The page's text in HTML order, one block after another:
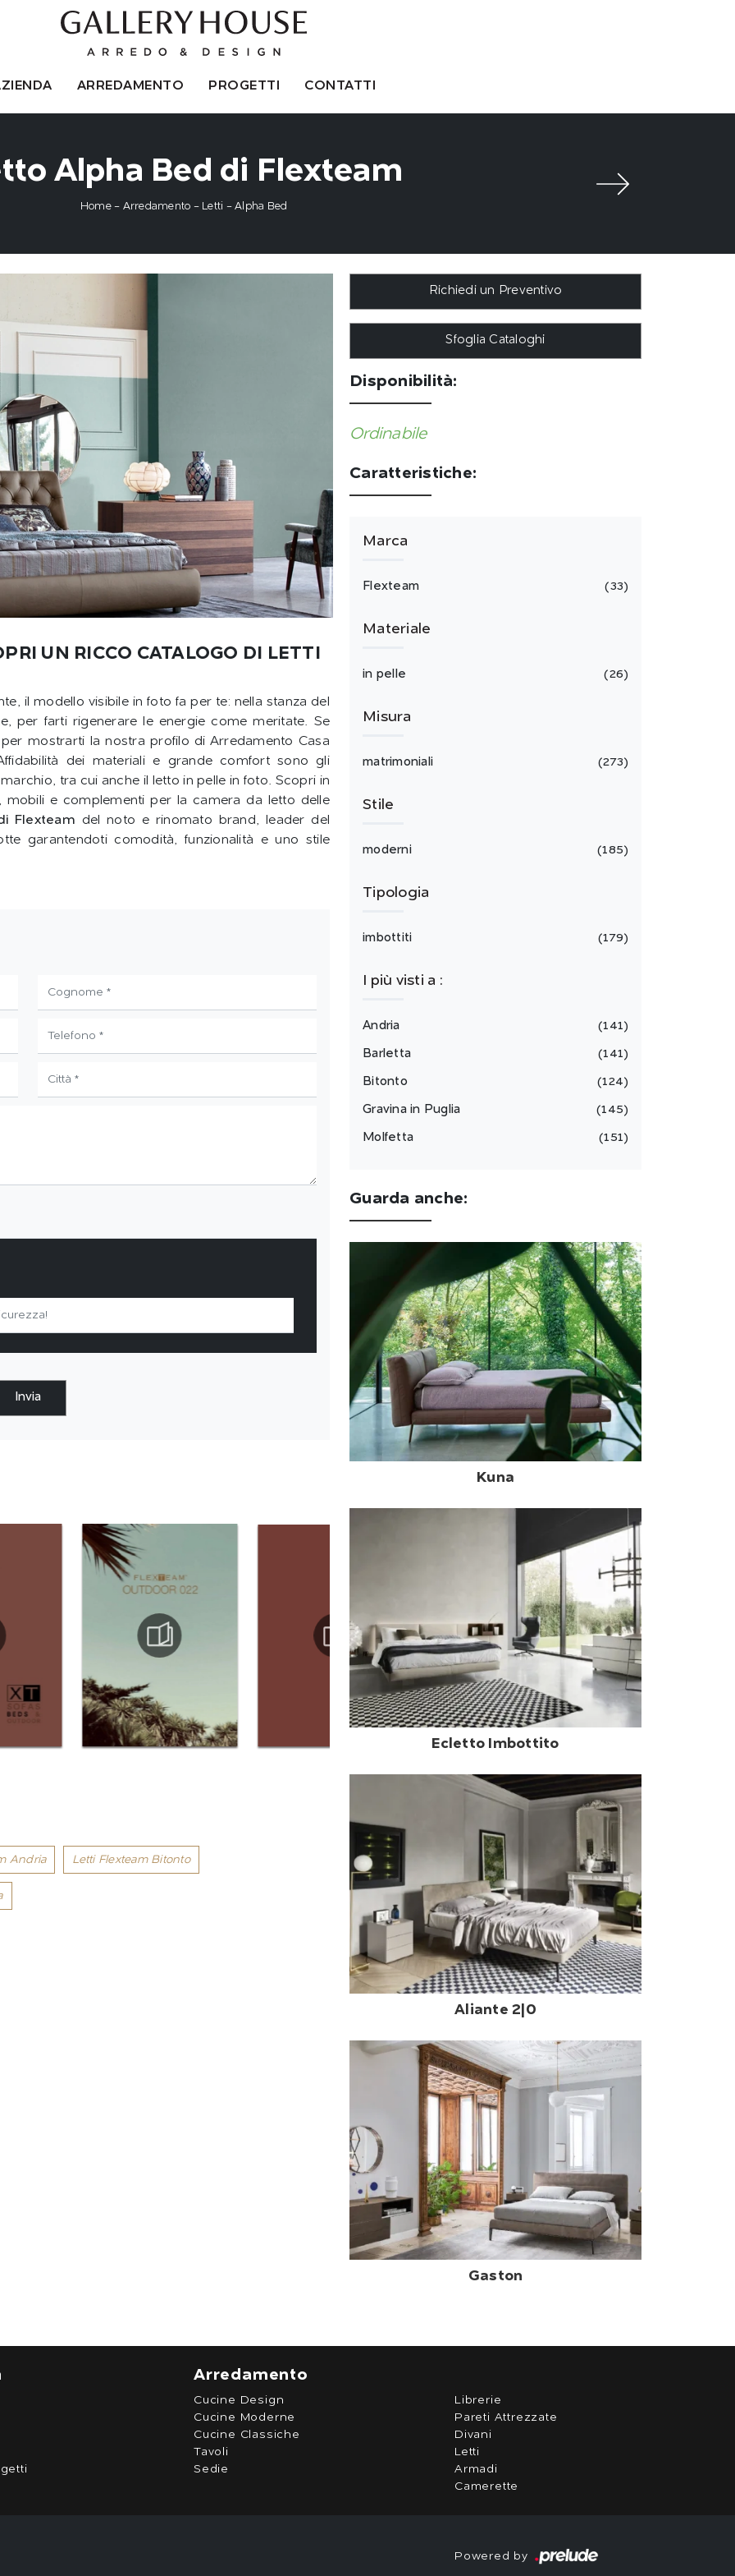
ARREDAMENTO PROGETTI CONTATTI
Alpha Bed di Flexteam
Home- Arredamento - Letti - Alpha Bed
UN RICCO CATALOGO DI LETTI
il modello visibile in foto fa per te: nella stanza del
per farti rigenerare le energie come meritate. Se
mostrarti la nostra profilo di Arredamento Casa
dei materiali e grande comfort sono gli
tra cui anche il letto in pelle in foto. Scopri in
e complementi per la camera da letto delle
Flexteam del noto e rinomato brand, leader del
garantendoti comodità, funzionalità e uno stile
Invia
Andria Letti Flexteam Bitonto
Richiedi un Preventivo
Sfoglia Cataloghi
Disponibilità:
Ordinabile
Caratteristiche:
Marca
Flexteam 33
Materiale
in pelle 26
Misura
matrimoniali 273
Stile
moderni 185
Tipologia
imbottiti 179
I più visti a :
Andria 141
Barletta 141
Bitonto 124
Gravina in Puglia 145
Molfetta 151
Guarda anche:
Kuna
Ecletto Imbottito
Aliante 2|0
Gaston
Arredamento
Cucine Design
Cucine Moderne
Cucine Classiche
Tavoli
Sedie
Librerie
Pareti Attrezzate
Divani
Letti
Armadi
Camerette
Powered by